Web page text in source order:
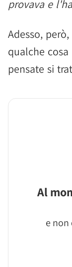
provava e
Adesso,
qualche
pensate si
Al
e non